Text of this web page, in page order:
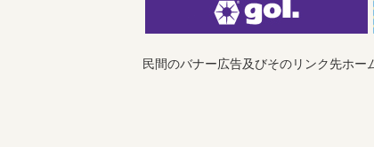
民間のバナー広告及びそのリンク先ホー